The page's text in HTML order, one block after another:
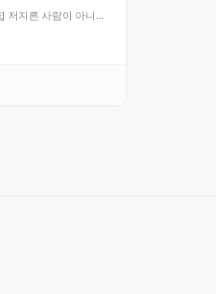
저지른 사람이 아니더